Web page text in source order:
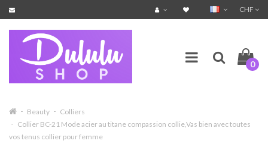
CHF
0
Beauty
Colliers
Collier BC-21 Mode acier au titane compassion collie,Vas bien avec toutes
vos tenus collier pour femme